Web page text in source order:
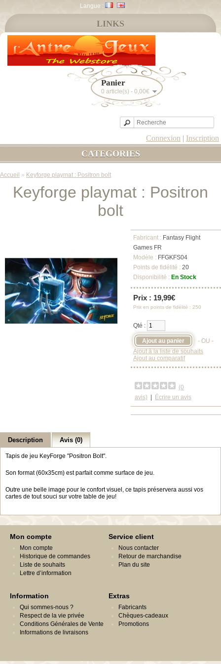
Langue :
Panier
0 article(s) - 0,00€
Connexion | Inscription
LINKS
CATEGORIES
Accueil » Keyforge playmat : Positron bolt
Keyforge playmat : Positron
bolt
Fabricant : Fantasy Flight
Games FR
Modèle : FFGKFS04
Points de fidélité : 20
Disponibilité : En Stock
Prix : 19,99€
Prix en points de fidélité : 250
Qté :
- OU -
Ajout à la liste de souhaits
Ajout au comparatif
(0
avis)
Écrire un avis
Description Avis (0)
Tapis de jeu KeyForge "Positron Bolt".
Son format (60x35cm) est parfait comme surface de jeu.
Outre une belle image pour le confort visuel, ce tapis préservera aussi vos
cartes de tout souci sur votre table de jeu!
Mon compte
Mon compte
Historique de commandes
Liste de souhaits
Lettre d’information
Service client
Nous contacter
Retour de marchandise
Plan du site
Information
Qui sommes-nous ?
Respect de la vie privée
Conditions Générales de Vente
Informations de livraisons
Extras
Fabricants
Chèques-cadeaux
Promotions